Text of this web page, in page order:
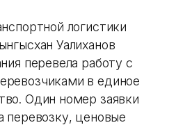
логистики
Уалиханов
перевела работу с
в единое
Один номер заявки
перевозку, ценовые